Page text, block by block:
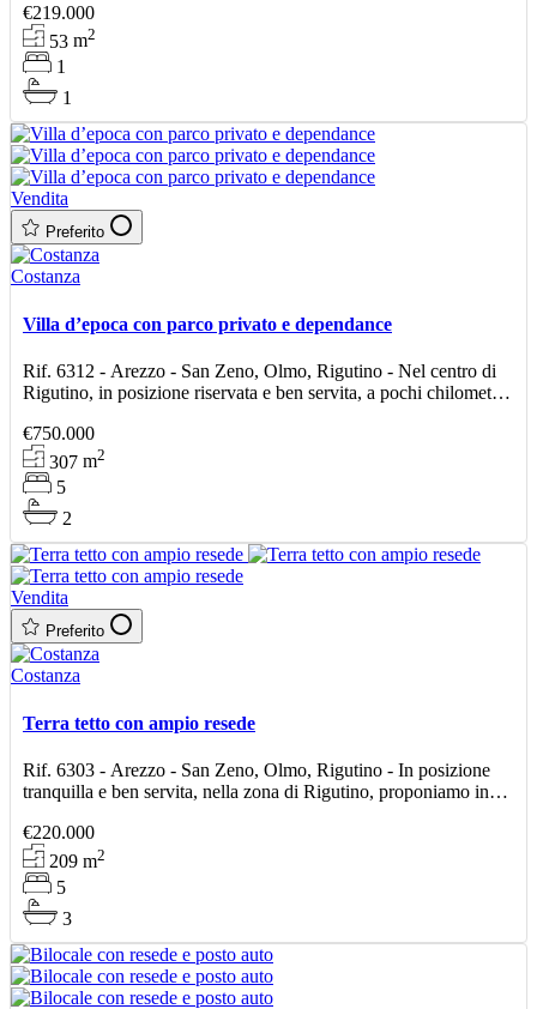
€219.000
53m2
1
1
Vendita
Preferito
Costanza
Villa d’epoca con parco privato e dependance
Rif. 6312 - Arezzo - San Zeno, Olmo, Rigutino - Nel centro di
Rigutino, in posizione riservata e ben servita, a pochi chilometri
€750.000
307m2
5
2
Vendita
Preferito
Costanza
Terra tetto con ampio resede
Rif. 6303 - Arezzo - San Zeno, Olmo, Rigutino - In posizione
tranquilla e ben servita, nella zona di Rigutino, proponiamo in
€220.000
209m2
5
3